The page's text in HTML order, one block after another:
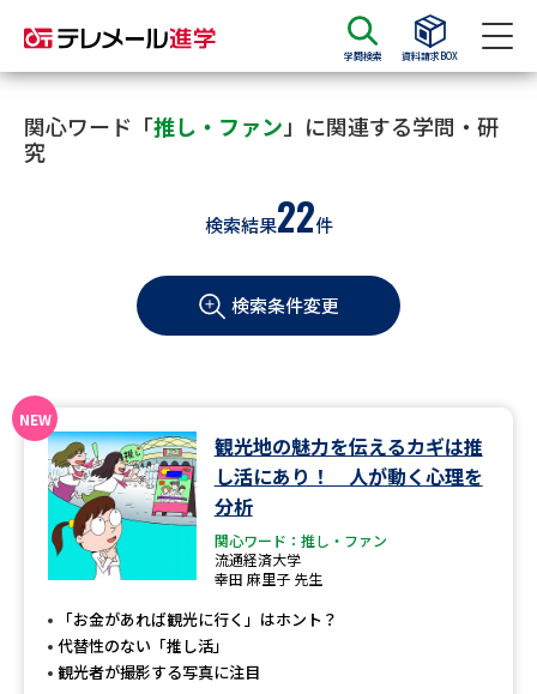
学問検索 資料請求BOX
資料請求 資料検索
大学・短大の資料種類から請求
学部・学科パンフ
総合型選抜・学校推薦型選抜 募
大学入学共通テスト利用選抜の
過去問題集
大学・短大以外の資料から請求
専門学校の資料請求 大学院の資料請求
大学入学共通テスト「受験案
内」の請求
大学入学共通テスト「受験上の
配慮案内」の請求
関心ワード「推し・ファン 」に関連する学問・研
究
検索結果22件
検索条件変更
観光地の魅力を伝えるカギは推
し活にあり！ 人が動く心理を
分析
関心ワード：推し・ファン
流通経済大学
幸田 麻里子 先生
「お金があれば観光に行く」はホント？
代替性のない「推し活」
観光者が撮影する写真に注目